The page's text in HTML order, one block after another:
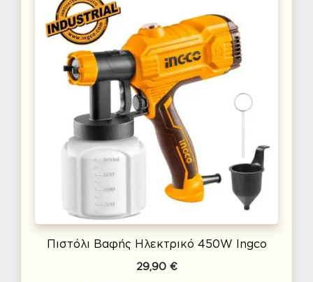
Πιστόλι Βαφής Ηλεκτρικό 450W Ingco
29,90 €